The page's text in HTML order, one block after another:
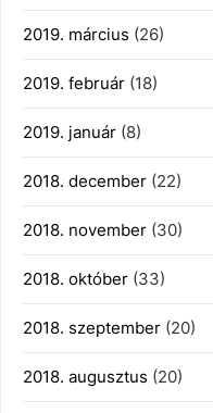
2019. március (26)
2019. február (18)
2019. január (8)
2018. december (22)
2018. november (30)
2018. október (33)
2018. szeptember (20)
2018. augusztus (20)